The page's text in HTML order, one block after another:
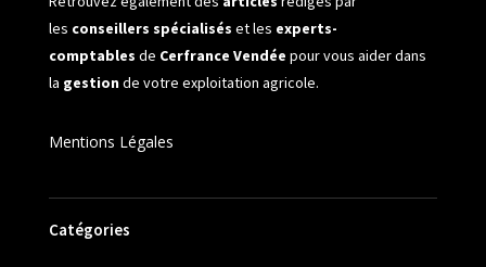
les conseillers spécialisés et les experts-
comptables de Cerfrance Vendée pour vous aider dans
la gestionde votre exploitation agricole.
Mentions Légales
Catégories